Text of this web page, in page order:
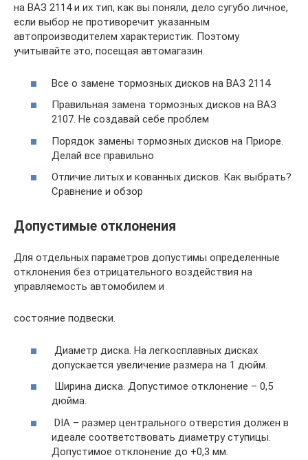
на ВАЗ 2114 и их тип, как вы поняли, дело сугубо личное,
если выбор не противоречит указанным
автопроизводителем характеристик. Поэтому
учитывайте это, посещая автомагазин.
Все о замене тормозных дисков на ВАЗ 2114
Правильная замена тормозных дисков на ВАЗ
2107. Не создавай себе проблем
Порядок замены тормозных дисков на Приоре.
Делай все правильно
Отличие литых и кованных дисков. Как выбрать?
Сравнение и обзор
Допустимые отклонения
Для отдельных параметров допустимы определенные
отклонения без отрицательного воздействия на
управляемость автомобилем и
состояние подвески.
Диаметр диска. На легкосплавных дисках
допускается увеличение размера на 1 дюйм.
Ширина диска. Допустимое отклонение – 0,5
дюйма.
DIA – размер центрального отверстия должен в
идеале соответствовать диаметру ступицы.
Допустимое отклонение до +0,3 мм.